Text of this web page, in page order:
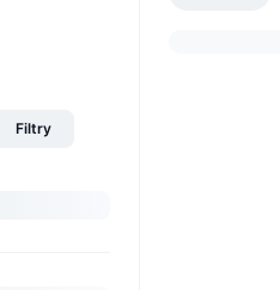
Filtry